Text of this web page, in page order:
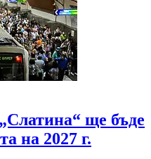
ще бъде
на 2027 г.